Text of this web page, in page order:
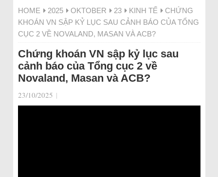
HOME 2025 OKTOBER 23 KINH TẾ
CHỨNG
KHOÁN VN SẬP KỶ LỤC SAU CẢNH BÁO CỦA TỔNG
CỤC 2 VỀ NOVALAND, MASAN VÀ ACB?
Chứng khoán VN sập kỷ lục sau
cảnh báo của Tổng cục 2 về
Novaland, Masan và ACB?
23/10/2025 |